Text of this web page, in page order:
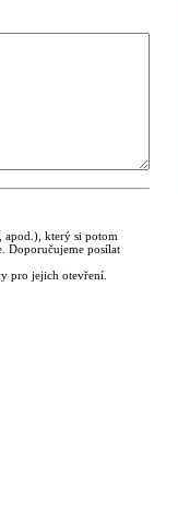
apod.), který si potom
Doporučujeme posílat
pro jejich otevření.